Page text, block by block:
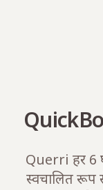
Querri हर 6
स्वचालित रूप